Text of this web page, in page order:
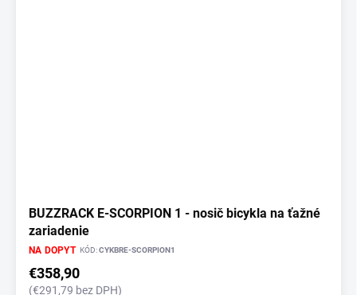
BUZZRACK E-SCORPION 1 - nosič bicykla na ťažné
zariadenie
NA DOPYT KÓD:CYKBRE-SCORPION1
€358,90
(€291,79 bez DPH)